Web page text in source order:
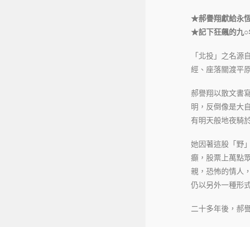
★郝譽翔獻給永
★記下狂飆的九○
「北投」之名
經、座落關渡平
郝譽翔以散文書
明，反倒像是大
有明天般地夜騎
她因著這股「野
癲，股票上萬點
親，恐怖的情人
仍以另外一種形
二十多年後，郝